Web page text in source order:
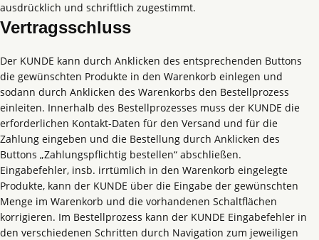
ausdrücklich und schriftlich zugestimmt.
Vertragsschluss
Der KUNDE kann durch Anklicken des entsprechenden Buttons
die gewünschten Produkte in den Warenkorb einlegen und
sodann durch Anklicken des Warenkorbs den Bestellprozess
einleiten. Innerhalb des Bestellprozesses muss der KUNDE die
erforderlichen Kontakt-Daten für den Versand und für die
Zahlung eingeben und die Bestellung durch Anklicken des
Buttons „Zahlungspflichtig bestellen“ abschließen.
Eingabefehler, insb. irrtümlich in den Warenkorb eingelegte
Produkte, kann der KUNDE über die Eingabe der gewünschten
Menge im Warenkorb und die vorhandenen Schaltflächen
korrigieren. Im Bestellprozess kann der KUNDE Eingabefehler in
den verschiedenen Schritten durch Navigation zum jeweiligen